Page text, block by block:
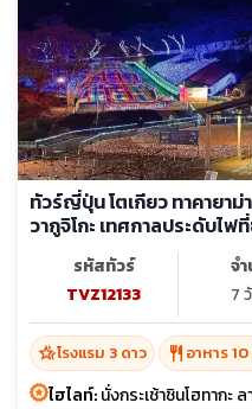
ทัวร์ญี่ปุ่น โตเกียว ทาคายาม่
วากูจิโกะ เทศกาลประดับไฟ
รหัสทัวร์
TVZ12133
จ
7
hotel_classโรงแรม 3 ดาว restaurant อาหาร
ไฮไลท์:นั่งกระเช้าชินโฮทากะ